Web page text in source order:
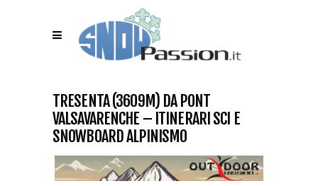
TRESENTA (3609M) DA PONT
VALSAVARENCHE – ITINERARI SCI E
SNOWBOARD ALPINISMO